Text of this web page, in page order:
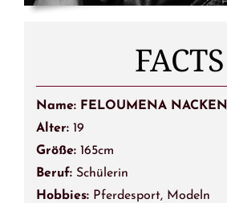
FACTS
Name: FELOUMENA NACKEN
Alter:19
Größe: 165cm
Beruf:Schülerin
Hobbies:Pferdesport, Modeln